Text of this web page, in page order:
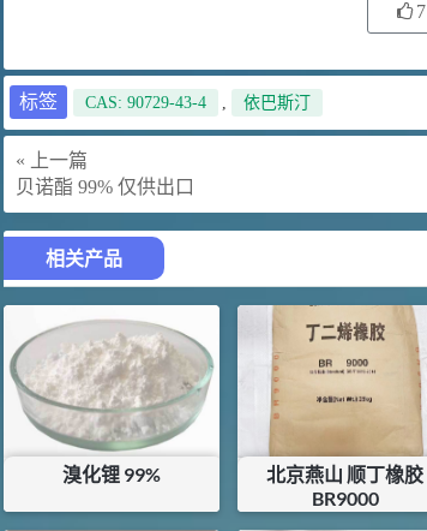
7
标签 CAS: 90729-43-4 , 依巴斯汀
« 上一篇
贝诺酯 99% 仅供出口
相关产品
溴化锂 99%
北京燕山 顺丁橡胶
BR9000
1 胍基乙酸 98%
乙酸橙花酯 99%
浏览量 - 5.51w
2021-06-17
145 3 多效唑 90%
浏览量 - 4.4w
植物生长调节剂